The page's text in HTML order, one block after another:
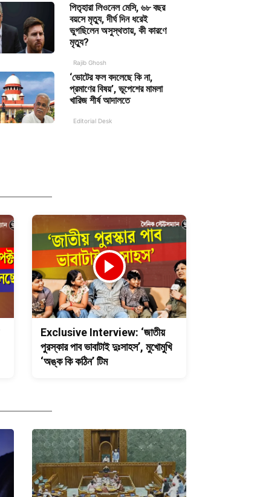
পিতৃহারা লিওনেল মেসি, ৬৮ বছর
বয়সে মৃত্যু, দীর্ঘ দিন ধরেই
ভুগছিলেন অসুস্থতায়, কী কারণে
মৃত্যু?
Rajib Ghosh
‘ভোটের ফল বদলেছে কি না,
প্রমাণের বিষয়’, ভূপেশের মামলা
খারিজ শীর্ষ আদালতে
Editorial Desk
Exclusive Interview: ‘জাতীয়
পুরস্কার পাব ভাবাটাই দুঃসাহস’, মুখোমুখি
‘অঙ্ক কি কঠিন’ টিম